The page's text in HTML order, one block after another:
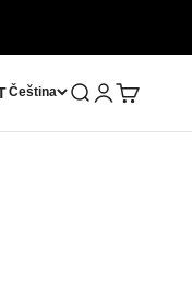
Čeština OtevřítOtevřítOtevřít